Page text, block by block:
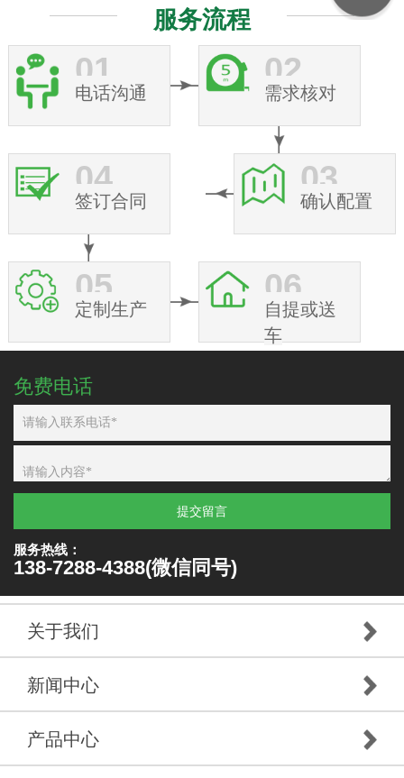
服务流程
01
电话沟通
02
需求核对
03
确认配置
04
签订合同
05
定制生产
06
自提或送
车
免费电话
提交留言
服务热线：
138-7288-4388(微信同号)
关于我们
新闻中心
产品中心